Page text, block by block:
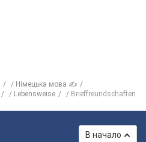
Німецька мова ✍
Lebensweise Brieffreundschaften
В начало